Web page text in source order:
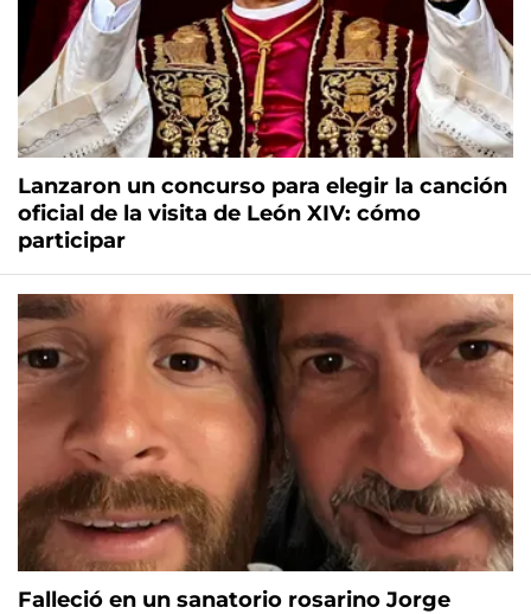
Lanzaron un concurso para elegir la canción
oficial de la visita de León XIV: cómo
participar
Falleció en un sanatorio rosarino Jorge